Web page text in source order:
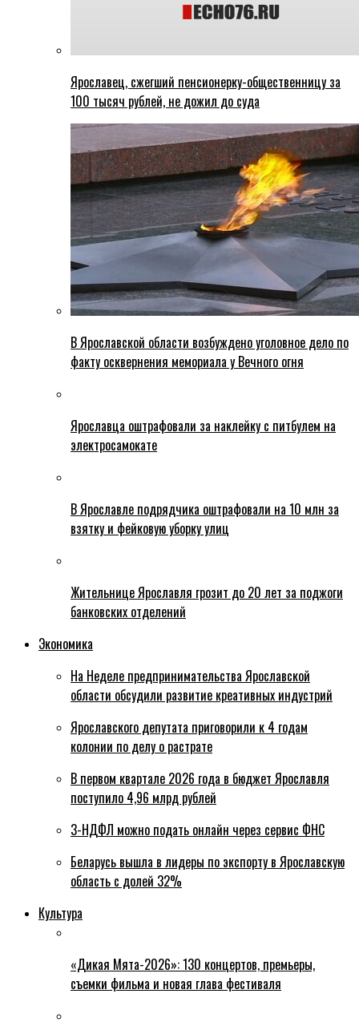
Ярославец, сжегший пенсионерку-общественницу за
100 тысяч рублей, не дожил до суда
В Ярославской области возбуждено уголовное дело по
факту осквернения мемориала у Вечного огня
Ярославца оштрафовали за наклейку с питбулем на
электросамокате
В Ярославле подрядчика оштрафовали на 10 млн за
взятку и фейковую уборку улиц
Жительнице Ярославля грозит до 20 лет за поджоги
банковских отделений
Экономика
На Неделе предпринимательства Ярославской
области обсудили развитие креативных индустрий
Ярославского депутата приговорили к 4 годам
колонии по делу о растрате
В первом квартале 2026 года в бюджет Ярославля
поступило 4,96 млрд рублей
3-НДФЛ можно подать онлайн через сервис ФНС
Беларусь вышла в лидеры по экспорту в Ярославскую
область с долей 32%
Культура
«Дикая Мята-2026»: 130 концертов, премьеры,
съемки фильма и новая глава фестиваля